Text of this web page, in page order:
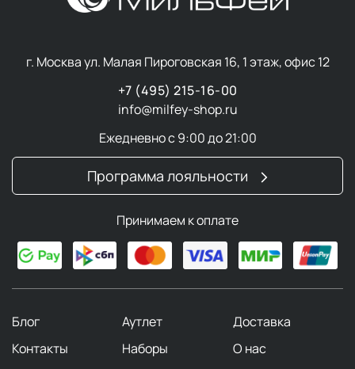
г. Москва ул. Малая Пироговская 16, 1 этаж, офис 12
+7 (495) 215-16-00
info@milfey-shop.ru
Ежедневно с 9:00 до 21:00
Программа лояльности
Принимаем к оплате
Блог Аутлет
Доставка
Контакты
Наборы
О нас